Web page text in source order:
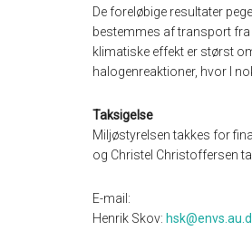
De foreløbige resultater
bestemmes af transport
klimatiske effekt er størst
halogenreaktioner, hvor I
Taksigelse
Miljøstyrelsen takkes for
og Christel Christoffersen
E-mail:
Henrik Skov: